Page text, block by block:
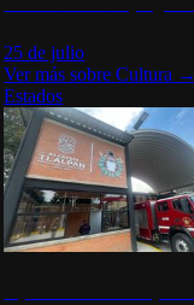
25 de julio
Ver más sobreCultura →
Estados